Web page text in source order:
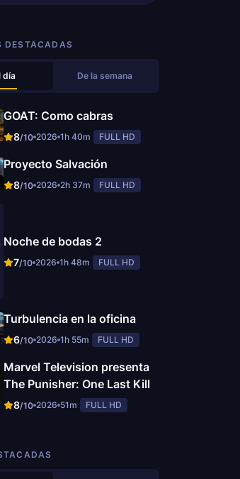
DESTACADAS
día De la semana
GOAT: Como cabras
8/10 2026 1h 40m FULL HD
Proyecto Salvación
8/10 2026 2h 37m FULL HD
Noche de bodas 2
7/10 2026 1h 48m FULL HD
Turbulencia en la oficina
6/10 2026 1h 55m FULL HD
Marvel Television presenta
The Punisher: One Last Kill
8/10 2026 51m FULL HD